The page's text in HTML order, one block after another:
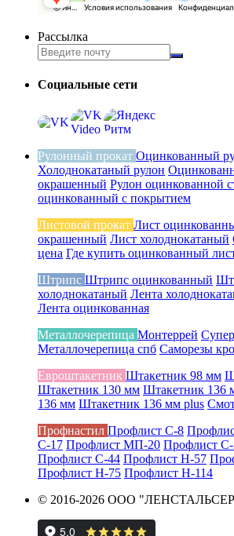
Рассылка
Социальные сети
Рулонный прокат Оцинкованный
Холоднокатаный рулон
окрашенный Рулон оцинкованной
оцинкованный с покрытием
Листовой прокат Лист
окрашенный Лист холоднокатаный
цена Где купить оцинкованный
Штрипс Штрипс оцинкованный
холоднокатаный Лента
Лента оцинкованная
Металлочерепица Монтеррей
Металлочерепица спб Саморезы
Евроштакетник Штакетник 98 мм
Штакетник 130 мм Штакетник 136
136 мм Штакетник 136 мм plus
Профнастил Профлист С-8
С-17 Профлист МП-20 Профлист С-
Профлист С-44 Профлист Н-57
Профлист Н-75 Профлист Н-114
© 2016-2026 ООО